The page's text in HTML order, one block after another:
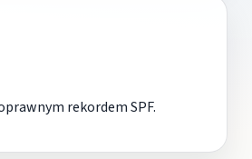
rekordem SPF.